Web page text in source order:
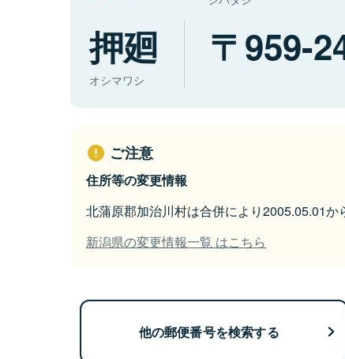
押廻
オシマワシ
959-
ご注意
住所等の変更情報
北蒲原郡加治川村は合併により2005.05.01か
新潟県の変更情報一覧 はこちら
他の郵便番号を検索する